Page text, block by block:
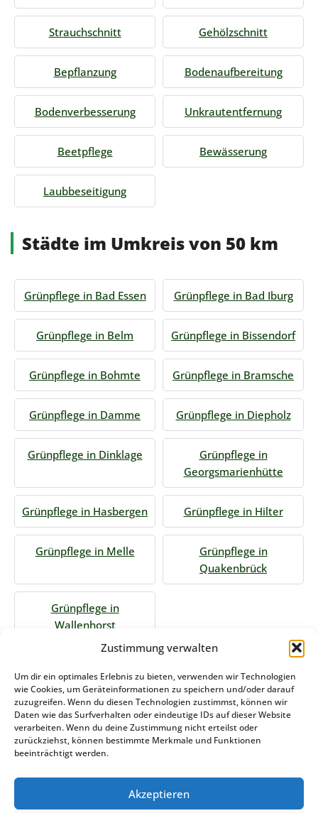
Zustimmung verwalten
Um dir ein optimales Erlebnis zu bieten, verwenden wir Technologien
wie Cookies, um Geräteinformationen zu speichern und/oder darauf
zuzugreifen. Wenn du diesen Technologien zustimmst, können wir
Daten wie das Surfverhalten oder eindeutige IDs auf dieser Website
verarbeiten. Wenn du deine Zustimmung nicht erteilst oder
zurückziehst, können bestimmte Merkmale und Funktionen
beeinträchtigt werden.
Akzeptieren
Strauchschnitt Gehölzschnitt
Bepflanzung Bodenaufbereitung
Bodenverbesserung Unkrautentfernung
Beetpflege Bewässerung
Laubbeseitigung
Städte im Umkreis von 50 km
Grünpflege in Bad Essen Grünpflege in Bad Iburg
Grünpflege in Belm Grünpflege in Bissendorf
Grünpflege in Bohmte Grünpflege in Bramsche
Grünpflege in Damme Grünpflege in Diepholz
Grünpflege in Dinklage
Grünpflege in
Georgsmarienhütte
Grünpflege in Hasbergen Grünpflege in Hilter
Grünpflege in Melle
Grünpflege in
Quakenbrück
Grünpflege in
Wallenhorst
Jetzt Anfrage stellen
Zum Formular
Das könnte Sie auch interessieren